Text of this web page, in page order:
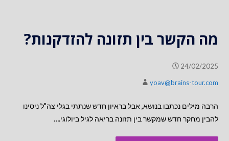
מה הקשר בין תזונה להזדקנות?
24/02/2025
yoav@brains-tour.com
הרבה מילים נכתבו בנושא, אבל בראיון חדש שנתתי בגלי צה"ל ניסינו
להבין מחקר חדש שמקשר בין תזונה בריאה לגיל ביולוגי.…